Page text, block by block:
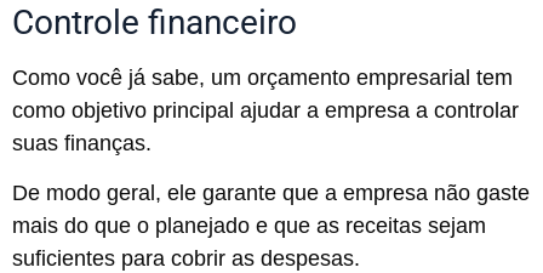
Controle financeiro
Como você já sabe, um orçamento empresarial tem
como objetivo principal ajudar a empresa a controlar
suas finanças.
De modo geral, ele garante que a empresa não gaste
mais do que o planejado e que as receitas sejam
suficientes para cobrir as despesas.